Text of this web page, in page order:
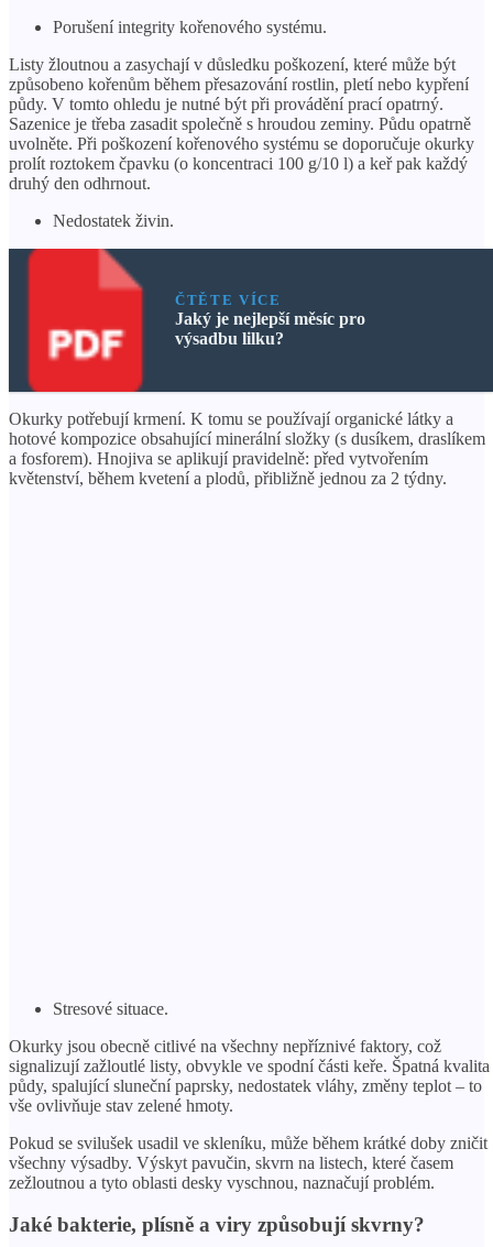
Porušení integrity kořenového systému.
Listy žloutnou a zasychají v důsledku poškození, které může být
způsobeno kořenům během přesazování rostlin, pletí nebo kypření
půdy. V tomto ohledu je nutné být při provádění prací opatrný.
Sazenice je třeba zasadit společně s hroudou zeminy. Půdu opatrně
uvolněte. Při poškození kořenového systému se doporučuje okurky
prolít roztokem čpavku (o koncentraci 100 g/10 l) a keř pak každý
druhý den odhrnout.
Nedostatek živin.
ČTĚTE VÍCE
Jaký je nejlepší měsíc pro
výsadbu lilku?
Okurky potřebují krmení. K tomu se používají organické látky a
hotové kompozice obsahující minerální složky (s dusíkem, draslíkem
a fosforem). Hnojiva se aplikují pravidelně: před vytvořením
květenství, během kvetení a plodů, přibližně jednou za 2 týdny.
Stresové situace.
Okurky jsou obecně citlivé na všechny nepříznivé faktory, což
signalizují zažloutlé listy, obvykle ve spodní části keře. Špatná kvalita
půdy, spalující sluneční paprsky, nedostatek vláhy, změny teplot – to
vše ovlivňuje stav zelené hmoty.
Pokud se svilušek usadil ve skleníku, může během krátké doby zničit
všechny výsadby. Výskyt pavučin, skvrn na listech, které časem
zežloutnou a tyto oblasti desky vyschnou, naznačují problém.
Jaké bakterie, plísně a viry způsobují skvrny?